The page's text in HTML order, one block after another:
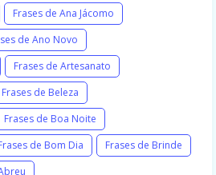
Frases de Ana Jácomo
de Ano Novo
Frases de Artesanato
Frases de Beleza
Frases de Boa Noite
de Bom Dia
Frases de Brinde